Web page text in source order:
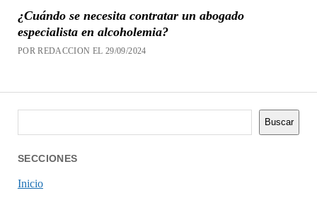
¿Cuándo se necesita contratar un abogado
especialista en alcoholemia?
POR REDACCION EL 29/09/2024
Buscar
SECCIONES
Inicio